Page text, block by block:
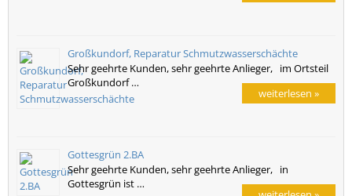
Großkundorf, Reparatur Schmutzwasserschächte
Sehr geehrte Kunden, sehr geehrte Anlieger, im Ortsteil
Großkundorf …
weiterlesen »
Gottesgrün 2.BA
Sehr geehrte Kunden, sehr geehrte Anlieger, in
Gottesgrün ist …